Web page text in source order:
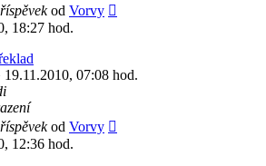
od Vorvy
18:27 hod.
19.11.2010, 07:08 hod.
od Vorvy
12:36 hod.